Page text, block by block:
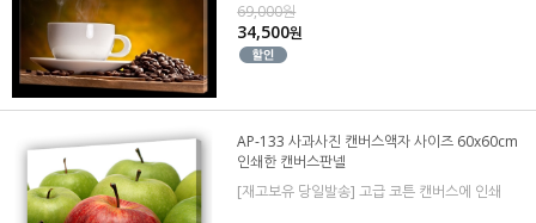
69,000원
34,500원
AP-133 사과사진 캔버스액자 사이즈 60x60cm
인쇄한 캔버스판넬
[재고보유 당일발송] 고급 코튼 캔버스에 인쇄